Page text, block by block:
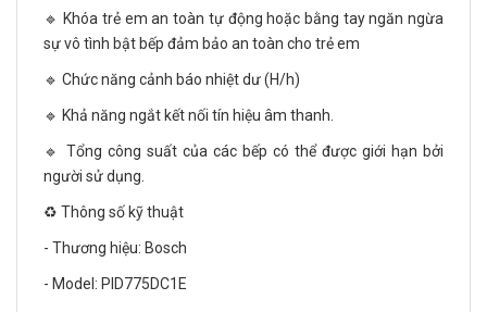
🔹 Khóa trẻ em an toàn tự động hoặc bằng tay ngăn ngừa
sự vô tình bật bếp đảm bảo an toàn cho trẻ em
🔹 Chức năng cảnh báo nhiệt dư (H/h)
🔹 Khả năng ngắt kết nối tín hiệu âm thanh.
🔹 Tổng công suất của các bếp có thể được giới hạn bởi
người sử dụng.
♻️ Thông số kỹ thuật
- Thương hiệu: Bosch
- Model: PID775DC1E